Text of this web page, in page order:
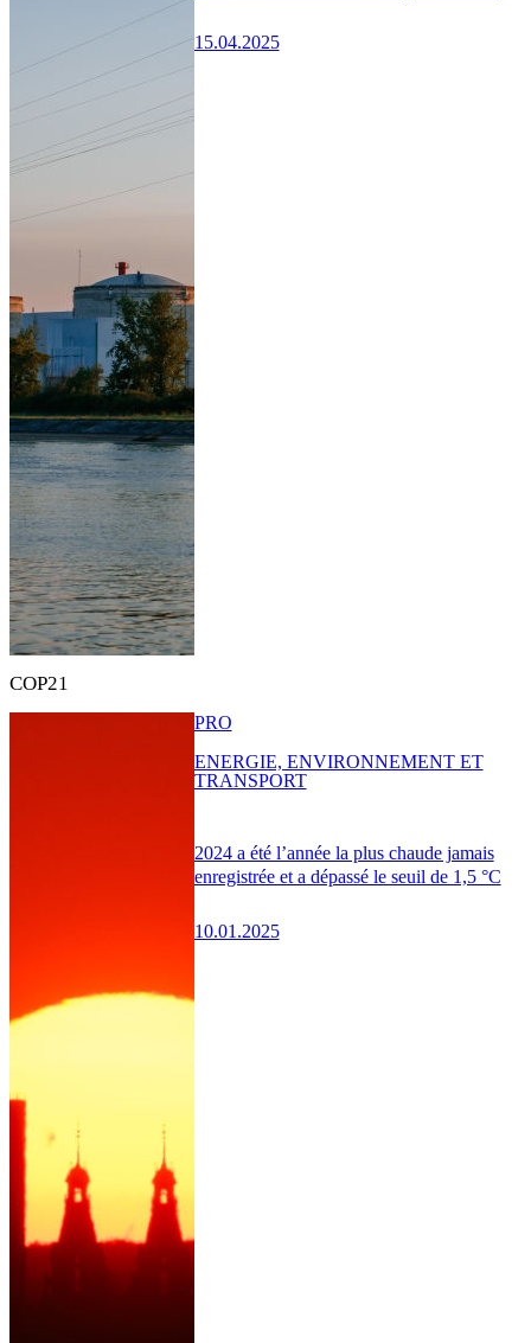
15.04.2025
COP21
2024 a été l’année la plus chaude jamais
enregistrée et a dépassé le seuil de 1,5 °C
10.01.2025
PRO
ENERGIE, ENVIRONNEMENT ET
TRANSPORT